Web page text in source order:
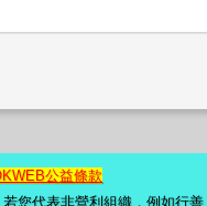
公益條款
若您代表非營利組織，例如行善